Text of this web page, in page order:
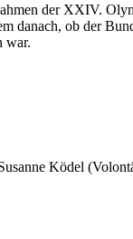
der XXIV.
danach, ob der
war.
Ködel